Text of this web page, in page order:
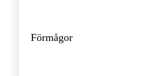
Förmågor